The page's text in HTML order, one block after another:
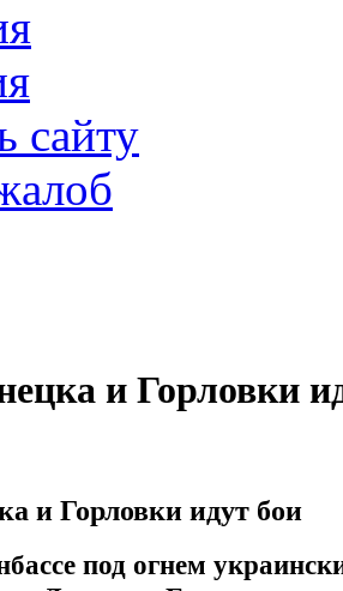
сайту
и Горловки
и Горловки идут бои
под огнем